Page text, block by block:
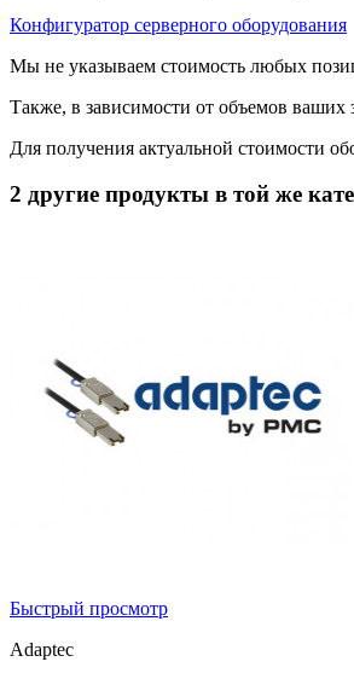
Конфигуратор серверного оборудования
Мы не указываем стоимость любых
Также, в зависимости от объемов ваших
Для получения актуальной стоимости
2 другие продукты в той же
Быстрый просмотр
Adaptec